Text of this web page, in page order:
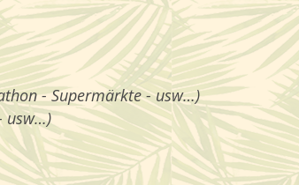
- Supermärkte - usw…)
usw…)